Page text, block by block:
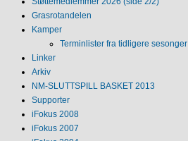
Grasrotandelen
Kamper
Terminlister fra tidligere sesonger
Linker
Arkiv
NM‐SLUTTSPILL BASKET 2013
Supporter
iFokus 2008
iFokus 2007